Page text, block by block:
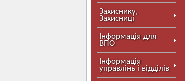
Захиснику,
Захисниці
Інформація для
ВПО
Інформація
управлінь і відділів